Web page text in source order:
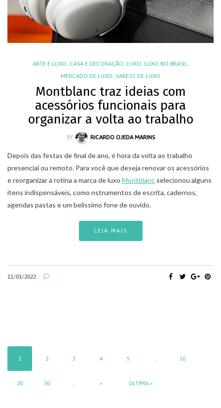
ARTE E LUXO, CASA E DECORAÇÃO, LUXO, LUXO NO BRASIL,
MERCADO DE LUXO, VAREJO DE LUXO
Montblanc traz ideias com
acessórios funcionais para
organizar a volta ao trabalho
BY RICARDO OJEDA MARINS
Depois das festas de final de ano, é hora da volta ao trabalho
presencial ou remoto. Para você que deseja renovar os acessórios
e reorganizar a rotina a marca de luxo Montblanc selecionou alguns
itens indispensáveis, como nstrumentos de escrita, cadernos,
agendas pastas e um belíssimo fone de ouvido.
LEIA MAIS
11/01/2022
1 2 3 4 5 10
20 30 » ÚLTIMA »